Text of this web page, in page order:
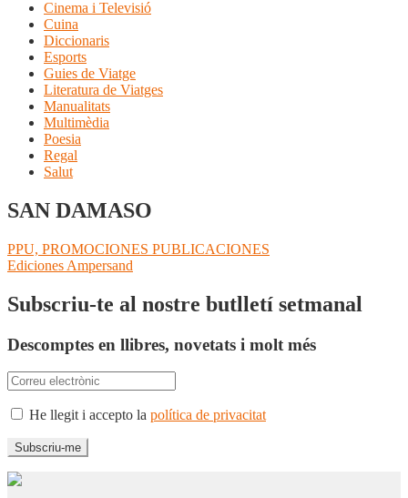
Cinema i Televisió
Cuina
Diccionaris
Esports
Guies de Viatge
Literatura de Viatges
Manualitats
Multimèdia
Poesia
Regal
Salut
SAN DAMASO
Navegació
d'entrades
Entrada
anterior:
PPU, PROMOCIONES PUBLICACIONES
Pròxima
Ediciones Ampersand
Subscriu-te al nostre butlletí setmanal
Descomptes en llibres, novetats i molt més
He llegit i accepto la política de privacitat